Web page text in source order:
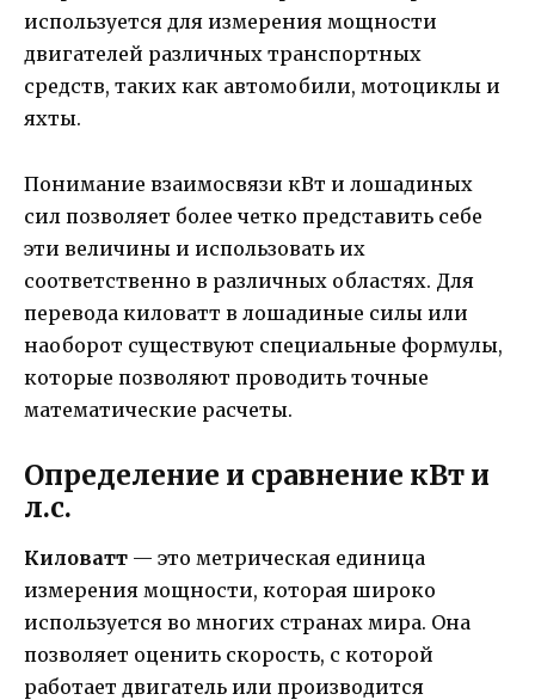
используется для измерения мощности
двигателей различных транспортных
средств, таких как автомобили, мотоциклы и
яхты.
Понимание взаимосвязи кВт и лошадиных
сил позволяет более четко представить себе
эти величины и использовать их
соответственно в различных областях. Для
перевода киловатт в лошадиные силы или
наоборот существуют специальные формулы,
которые позволяют проводить точные
математические расчеты.
Определение и сравнение кВт и
л.с.
Киловатт — это метрическая единица
измерения мощности, которая широко
используется во многих странах мира. Она
позволяет оценить скорость, с которой
работает двигатель или производится